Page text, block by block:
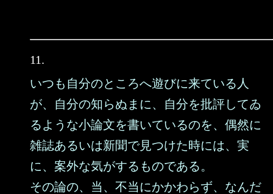
11.
いつも自分のところへ遊びに来ている人
が、自分の知らぬまに、自分を批評してゐ
るような小論文を書いているのを、偶然に
雑誌あるいは新聞で見つけた時には、実
に、案外な気がするものである。
その論の、当、不当にかかわらず、なんだ